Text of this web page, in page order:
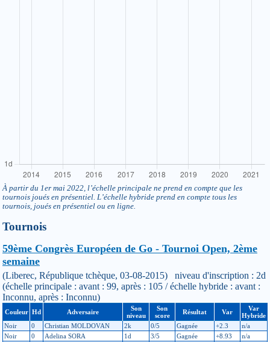
À partir du 1er mai 2022, l’échelle principale ne prend en compte que les
tournois joués en présentiel. L’échelle hybride prend en compte tous les
tournois, joués en présentiel ou en ligne.
Tournois
59ème Congrès Européen de Go - Tournoi Open, 2ème
semaine
(Liberec, République tchèque, 03-08-2015) niveau d'inscription : 2d
(échelle principale : avant : 99, après : 105 / échelle hybride : avant :
Inconnu, après : Inconnu)
Couleur Hd Adversaire
Son
niveau
Son
score
Résultat Var
Var
Hybride
Noir
0 Christian MOLDOVAN 2k 0/5 Gagnée +2.3
n/a
Noir
0 Adelina SORA 1d 3/5 Gagnée +8.93
n/a